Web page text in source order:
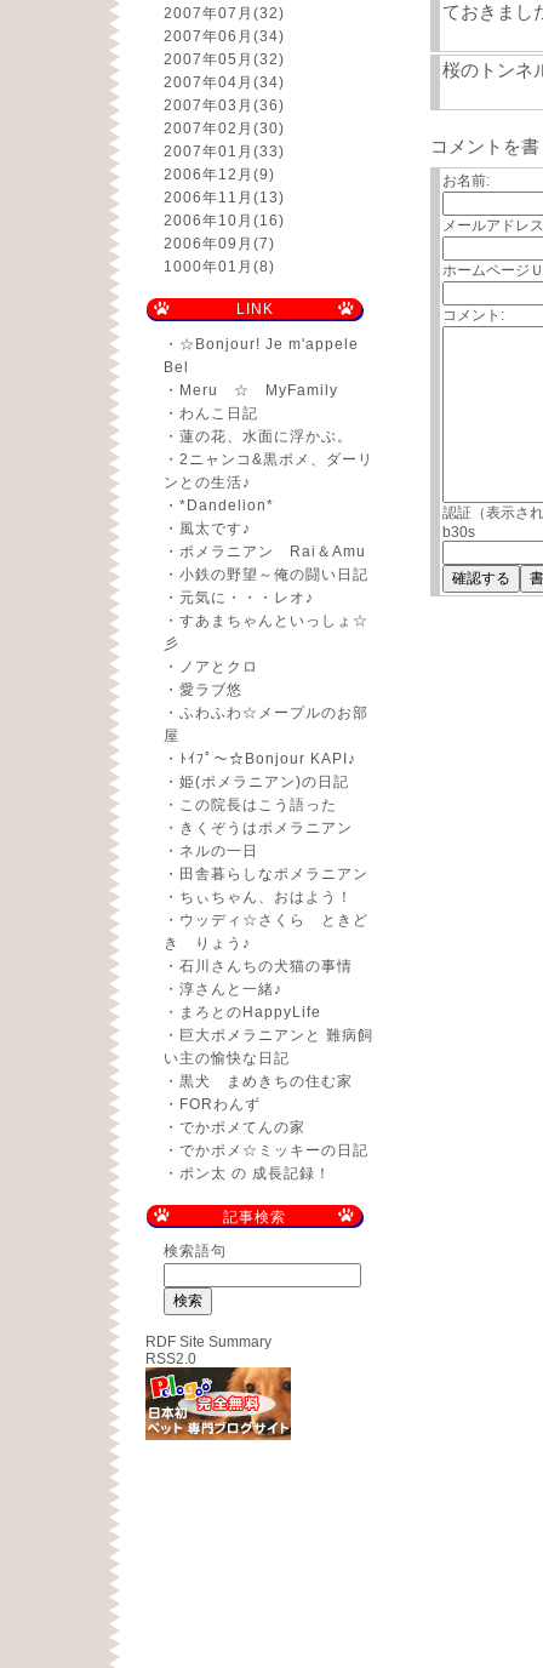
2007年07月 (32)
2007年06月 (34)
2007年05月 (32)
2007年04月 (34)
2007年03月 (36)
2007年02月 (30)
2007年01月 (33)
2006年12月 (9)
2006年11月 (13)
2006年10月 (16)
2006年09月 (7)
1000年01月 (8)
LINK
・ ☆Bonjour! Je m'appele
Bel
・ Meru ☆ MyFamily
・ わんこ日記
・ 蓮の花、水面に浮かぶ。
・ 2ニャンコ&黒ポメ、ダーリ
ンとの生活♪
・ *Dandelion*
・ 風太です♪
・ ポメラニアン Rai＆Amu
・ 小鉄の野望～俺の闘い日記
・ 元気に・・・レオ♪
・ すあまちゃんといっしょ☆
彡
・ ノアとクロ
・ 愛ラブ悠
・ ふわふわ☆メープルのお部
屋
・
ﾄｲﾌﾟ～☆Bonjour KAPI♪
・ 姫(ポメラニアン)の日記
・ この院長はこう語った
・ きくぞうはポメラニアン
・ ネルの一日
・ 田舎暮らしなポメラニアン
・ ちぃちゃん、おはよう！
・ ウッディ☆さくら ときど
き りょう♪
・ 石川さんちの犬猫の事情
・ 淳さんと一緒♪
・ まろとのHappyLife
・ 巨大ポメラニアンと 難病飼
い主の愉快な日記
・ 黒犬 まめきちの住む家
・ FORわんず
・ でかポメてんの家
・ でかポメ☆ミッキーの日記
・ ポン太 の 成長記録！
記事検索
検索語句
RDF Site Summary
RSS2.0
ておきまし
桜のトンネ
コメントを
お名前:
メールアドレ
ホームページ
コメント:
認証（表示さ
b30s